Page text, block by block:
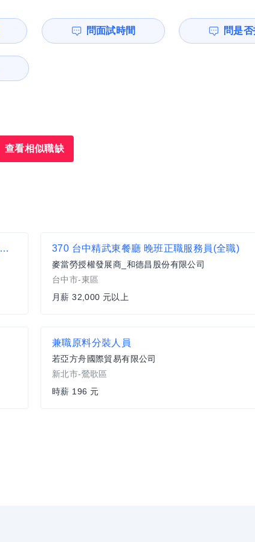
問面試時間 問是
查看相似職缺
臺北市士林、天母、北投地區路邊停車開單員-挑戰高薪、提供電動機車讓你上班 370 台中精武東餐廳 晚班正職服務員(全職)
麥當勞授權發展商_和德昌股份有限公司
台中市-東區
月薪 32,000 元以上
兼職原料分裝人員
若亞方舟國際貿易有限公司
新北市-鶯歌區
時薪 196 元